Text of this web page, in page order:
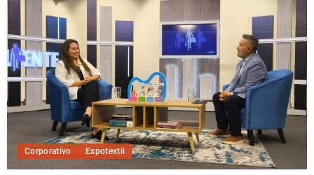
Corporativo Expotextil